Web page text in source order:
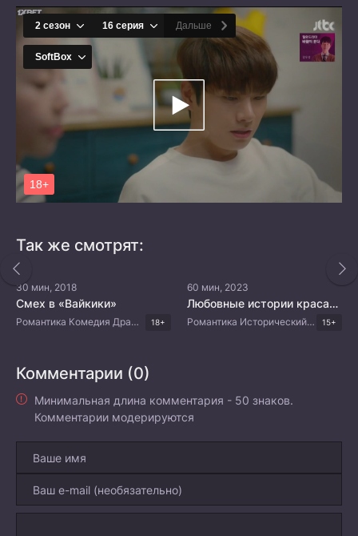
Так же смотрят:
30 мин, 2018
Смех в «Вайкики»
Романтика Комедия Драма Корейские дорамы 18+
60 мин, 2023
Любовные истории красавчиков-учёных
Романтика Исторический Мистика Драма Корейские дорамы 15+
Комментарии (0)
Минимальная длина комментария - 50 знаков.
Комментарии модерируются